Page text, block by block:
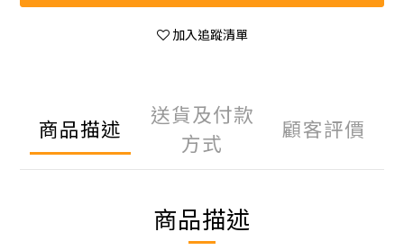
加入追蹤清單
商品描述
送貨及付款
方式
顧客評價
商品描述